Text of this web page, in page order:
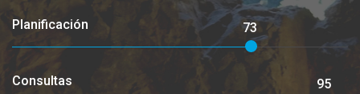
Planificación 73
Consultas 95